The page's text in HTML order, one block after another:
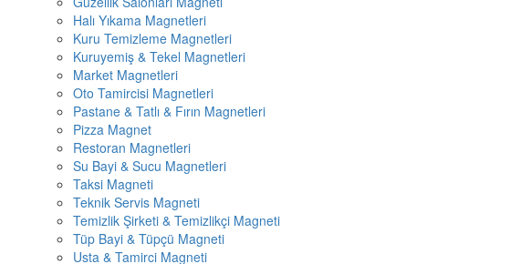
Halı Yıkama Magnetleri
Kuru Temizleme Magnetleri
Kuruyemiş & Tekel Magnetleri
Market Magnetleri
Oto Tamircisi Magnetleri
Pastane & Tatlı & Fırın Magnetleri
Pizza Magnet
Restoran Magnetleri
Su Bayi & Sucu Magnetleri
Taksi Magneti
Teknik Servis Magneti
Temizlik Şirketi & Temizlikçi Magneti
Tüp Bayi & Tüpçü Magneti
Usta & Tamirci Magneti